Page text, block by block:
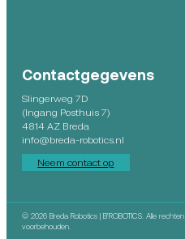
Contactgegevens
Slingerweg 7D
(Ingang Posthuis 7)
4814 AZ Breda
info@breda-robotics.nl
Neem contact op
©2026 Breda Robotics | B’ROBOTICS. Alle rechten
voorbehouden.